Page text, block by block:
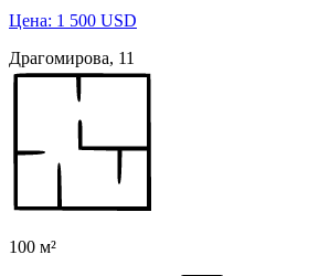
Цена: 1 500 USD
Драгомирова, 11
100 м²